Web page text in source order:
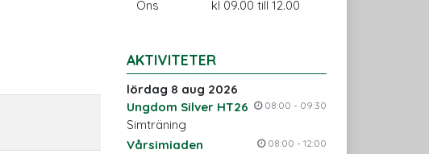
Ons kl 09.00 till 12.00
AKTIVITETER
lördag 8 aug 2026
Ungdom Silver HT26
08:00 - 09:30
Simträning
Vårsimiaden
08:00 - 12:00